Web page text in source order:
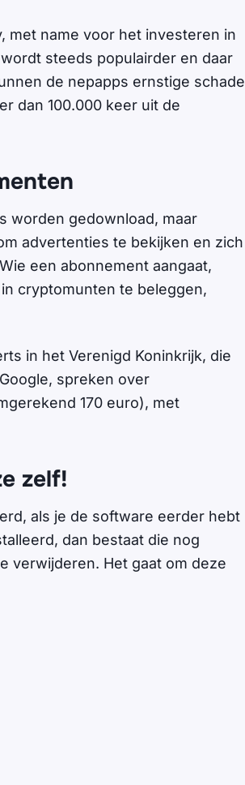
met name voor het investeren in
steeds populairder en daar
de nepapps ernstige schade
dan 100.000 keer uit de
worden gedownload, maar
advertenties te bekijken en zich
een abonnement aangaat,
cryptomunten te beleggen,
in het Verenigd Koninkrijk, die
spreken over
170 euro), met
zelf!
als je de software eerder hebt
dan bestaat die nog
verwijderen. Het gaat om deze